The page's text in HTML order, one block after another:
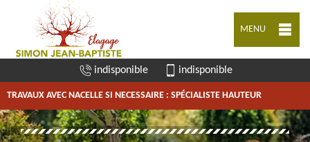
MENU
indisponible indisponible
TRAVAUX AVEC NACELLE SI NECESSAIRE : SPÉCIALISTE HAUTEUR